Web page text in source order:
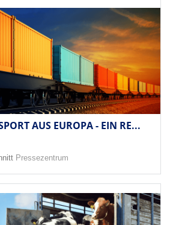
AUS EUROPA - EIN RE...
Pressezentrum